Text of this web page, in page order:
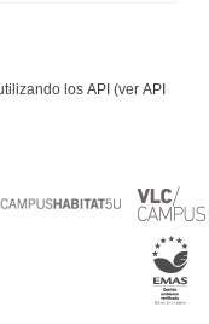
los API (ver API